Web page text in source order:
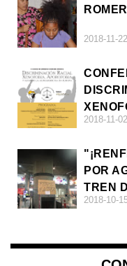
2018-11-22
DE LA
2018-11-02
POR
TREN
2018-10-